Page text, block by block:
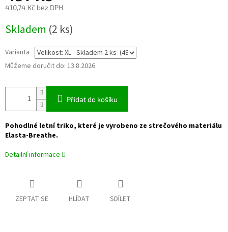
410,74 Kč bez DPH
cena:
Skladem (2 ks)
Varianta
Můžeme doručit do: 13.8.2026
Přidat do košíku
Pohodlné letní triko, které je vyrobeno ze strečového materiálu
Elasta-Breathe.
Detailní informace
ZEPTAT SE HLÍDAT SDÍLET